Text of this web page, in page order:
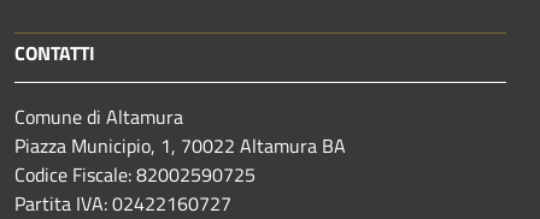
CONTATTI
Comune di Altamura
Piazza Municipio, 1, 70022 Altamura BA
Codice Fiscale: 82002590725
Partita IVA: 02422160727